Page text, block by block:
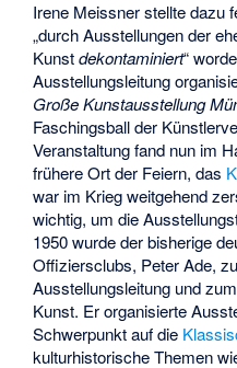
Irene Meissner stellte dazu
„durch Ausstellungen der
Kunstdekontaminiert“
Ausstellungsleitung
Große Kunstausstellung
Faschingsball der
Veranstaltung fand nun im
frühere Ort der Feiern, das
war im Krieg weitgehend
wichtig, um die
1950 wurde der bisherige
Offiziersclubs, Peter Ade,
Ausstellungsleitung und
Kunst. Er organisierte
Schwerpunkt auf die
kulturhistorische Themen